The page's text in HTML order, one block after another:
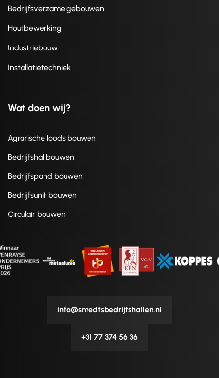
Bedrijfsverzamelgebouwen
Houtbewerking
Industriebouw
Installatietechniek
Wat doen wij?
Agrarische loods bouwen
Bedrijfshal bouwen
Bedrijfspand bouwen
Bedrijfsunit bouwen
Circulair bouwen
info@smedtsbedrijfshallen.nl
+31 77 374 56 36